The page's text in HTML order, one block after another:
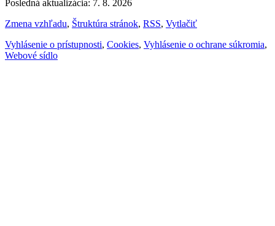
Posledná aktualizácia: 7. 8. 2026
Zmena vzhľadu, Štruktúra stránok, RSS, Vytlačiť
Vyhlásenie o prístupnosti, Cookies, Vyhlásenie o ochrane súkromia,
Webové sídlo